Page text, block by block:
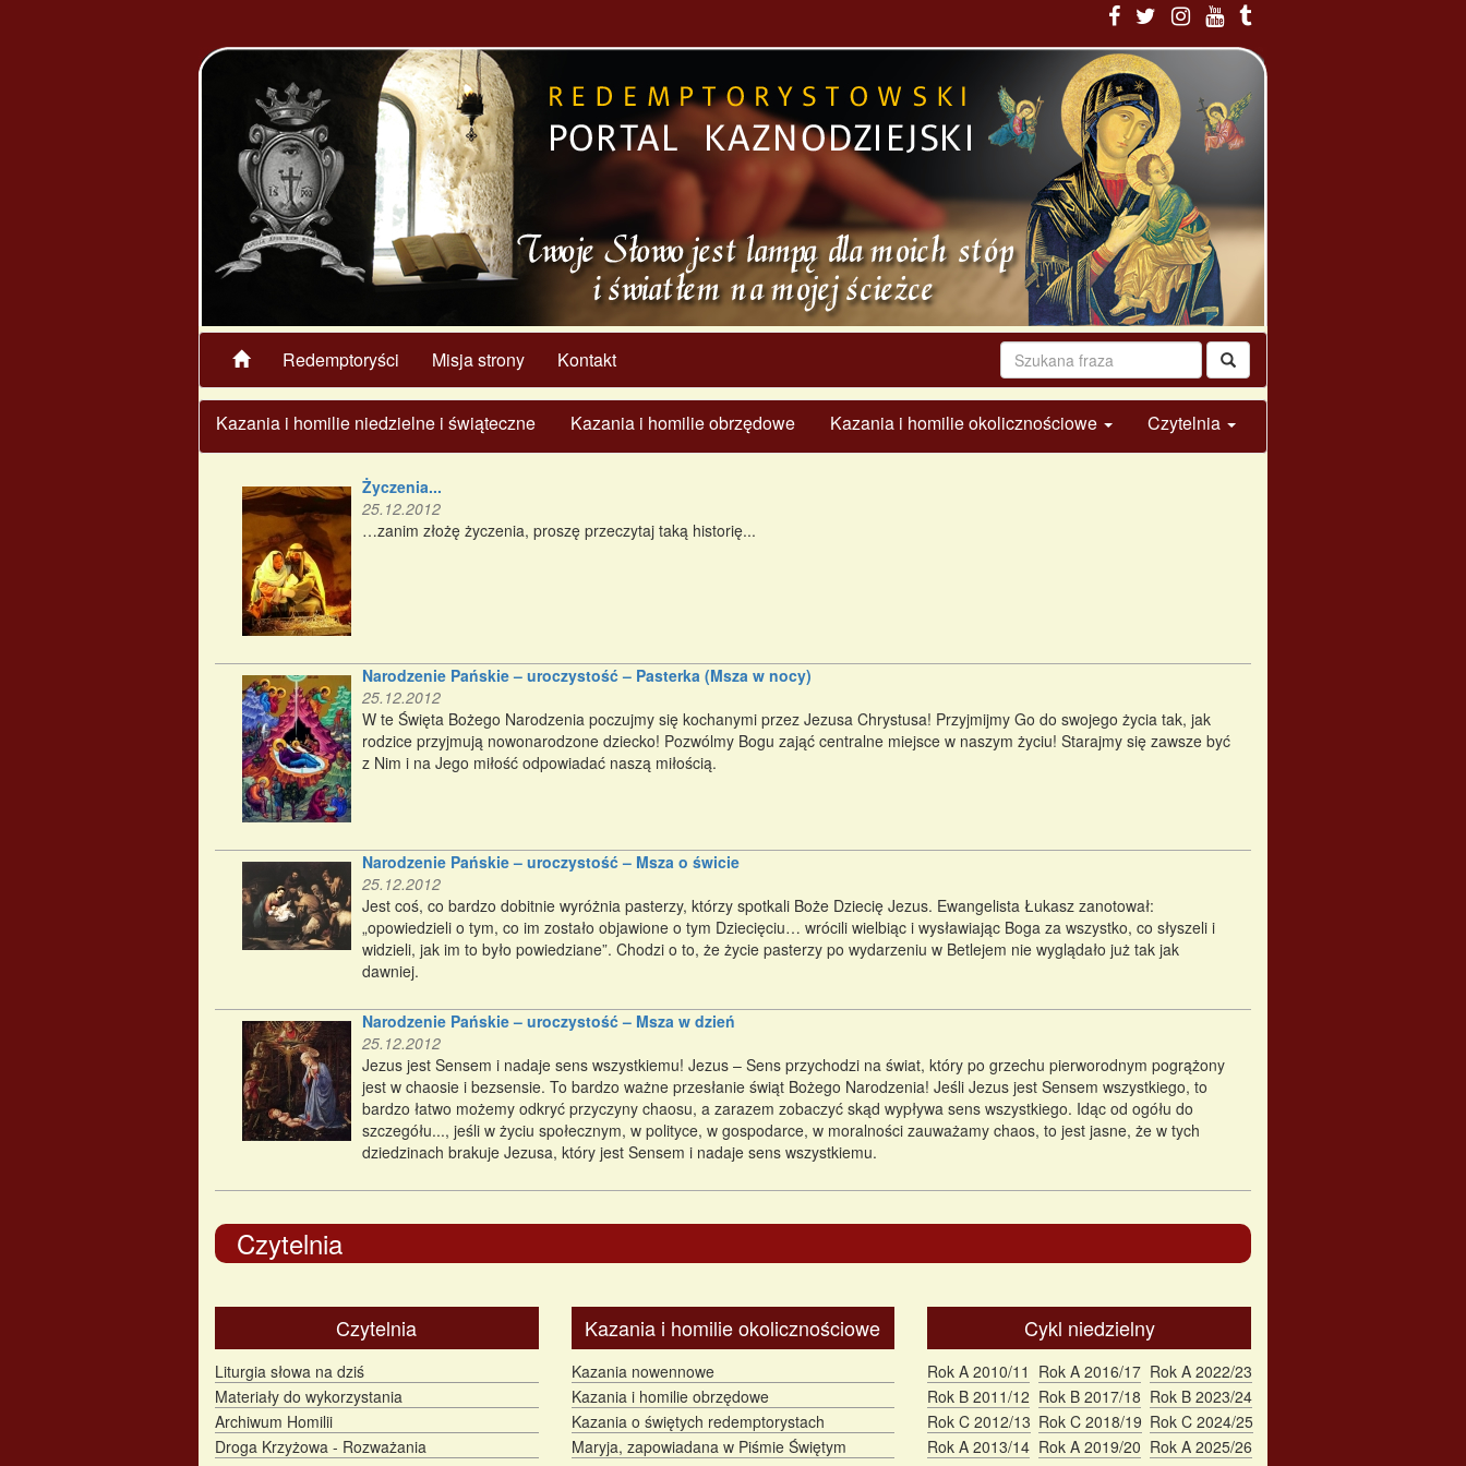
Redemptoryści Misja strony Kontakt
Kazania i homilie niedzielne i świąteczne Kazania i homilie obrzędowe Kazania i homilie okolicznościowe Czytelnia
Życzenia...
25.12.2012
…zanim złożę życzenia, proszę przeczytaj taką historię...
Narodzenie Pańskie – uroczystość – Pasterka (Msza w nocy)
25.12.2012
W te Święta Bożego Narodzenia poczujmy się kochanymi przez Jezusa Chrystusa! Przyjmijmy Go do swojego życia tak, jak
rodzice przyjmują nowonarodzone dziecko! Pozwólmy Bogu zająć centralne miejsce w naszym życiu! Starajmy się zawsze być
z Nim i na Jego miłość odpowiadać naszą miłością.
Narodzenie Pańskie – uroczystość – Msza o świcie
25.12.2012
Jest coś, co bardzo dobitnie wyróżnia pasterzy, którzy spotkali Boże Dziecię Jezus. Ewangelista Łukasz zanotował:
„opowiedzieli o tym, co im zostało objawione o tym Dziecięciu… wrócili wielbiąc i wysławiając Boga za wszystko, co słyszeli i
widzieli, jak im to było powiedziane”. Chodzi o to, że życie pasterzy po wydarzeniu w Betlejem nie wyglądało już tak jak
dawniej.
Narodzenie Pańskie – uroczystość – Msza w dzień
25.12.2012
Jezus jest Sensem i nadaje sens wszystkiemu! Jezus – Sens przychodzi na świat, który po grzechu pierworodnym pogrążony
jest w chaosie i bezsensie. To bardzo ważne przesłanie świąt Bożego Narodzenia! Jeśli Jezus jest Sensem wszystkiego, to
bardzo łatwo możemy odkryć przyczyny chaosu, a zarazem zobaczyć skąd wypływa sens wszystkiego. Idąc od ogółu do
szczegółu..., jeśli w życiu społecznym, w polityce, w gospodarce, w moralności zauważamy chaos, to jest jasne, że w tych
dziedzinach brakuje Jezusa, który jest Sensem i nadaje sens wszystkiemu.
Czytelnia
Czytelnia
Liturgia słowa na dziś
Materiały do wykorzystania
Archiwum Homilii
Droga Krzyżowa - Rozważania
Kazania i homilie okolicznościowe
Kazania nowennowe
Kazania i homilie obrzędowe
Kazania o świętych redemptorystach
Maryja, zapowiadana w Piśmie Świętym
Cykl niedzielny
Rok A 2010/11
Rok B 2011/12
Rok C 2012/13
Rok A 2013/14
Rok A 2016/17
Rok B 2017/18
Rok C 2018/19
Rok A 2019/20
Rok A 2022/23
Rok B 2023/24
Rok C 2024/25
Rok A 2025/26